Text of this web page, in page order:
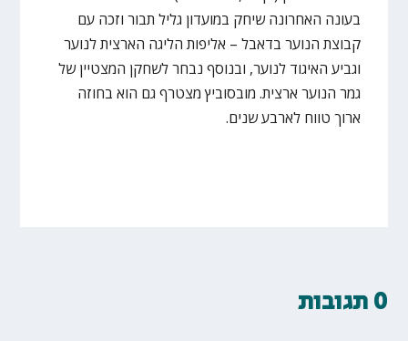
בעונה האחרונה שיחק במועדון גליל תבור וזכה עם
קבוצת הנוער בדאבל – אליפות הליגה הארצית לנוער
וגביע האיגוד לנוער, ובנוסף נבחר לשחקן המצטיין של
גמר הנוער ארצית. מובסוביץ מצטרף גם הוא בחוזה
ארוך טווח לארבע שנים.
0 תגובות